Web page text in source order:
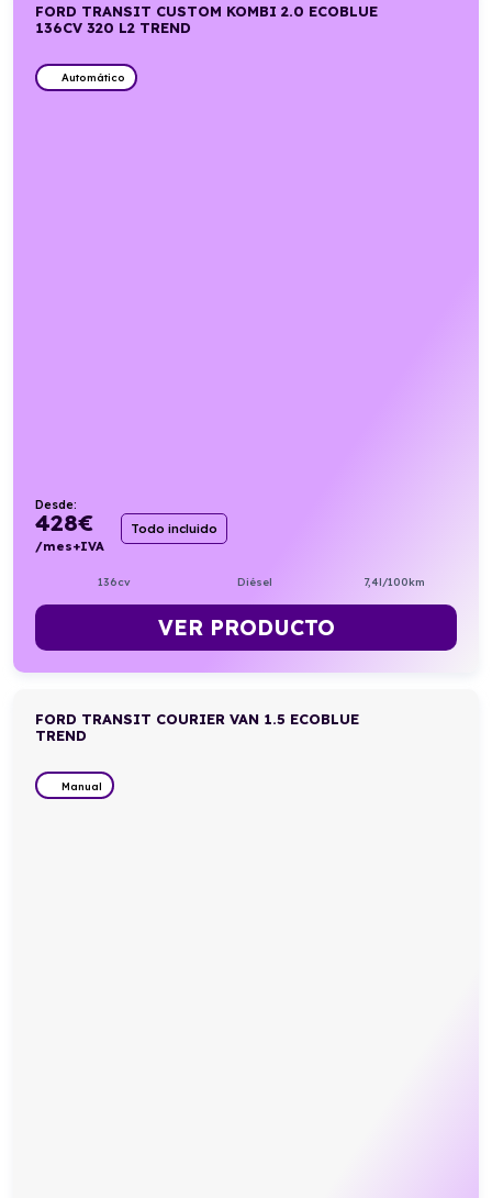
FORD TRANSIT CUSTOM KOMBI 2.0 ECOBLUE
136CV 320 L2 TREND
Automático
Desde:
428€
/mes+IVA
Todo incluido
136cv Diésel 7,4l/100km
VER PRODUCTO
FORD TRANSIT COURIER VAN 1.5 ECOBLUE
TREND
Manual